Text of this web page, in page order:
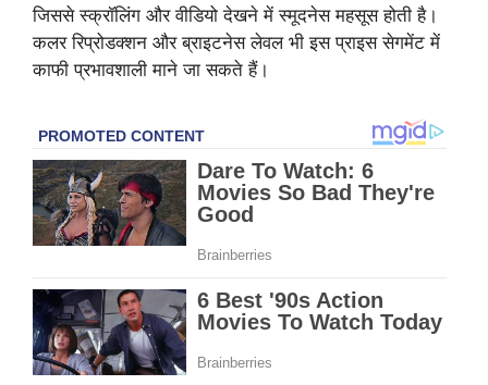
जिससे स्क्रॉलिंग और वीडियो देखने में स्मूदनेस महसूस होती है।
कलर रिप्रोडक्शन और ब्राइटनेस लेवल भी इस प्राइस सेगमेंट में
काफी प्रभावशाली माने जा सकते हैं।